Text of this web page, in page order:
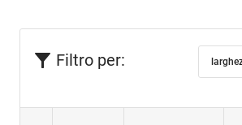
Filtro per: